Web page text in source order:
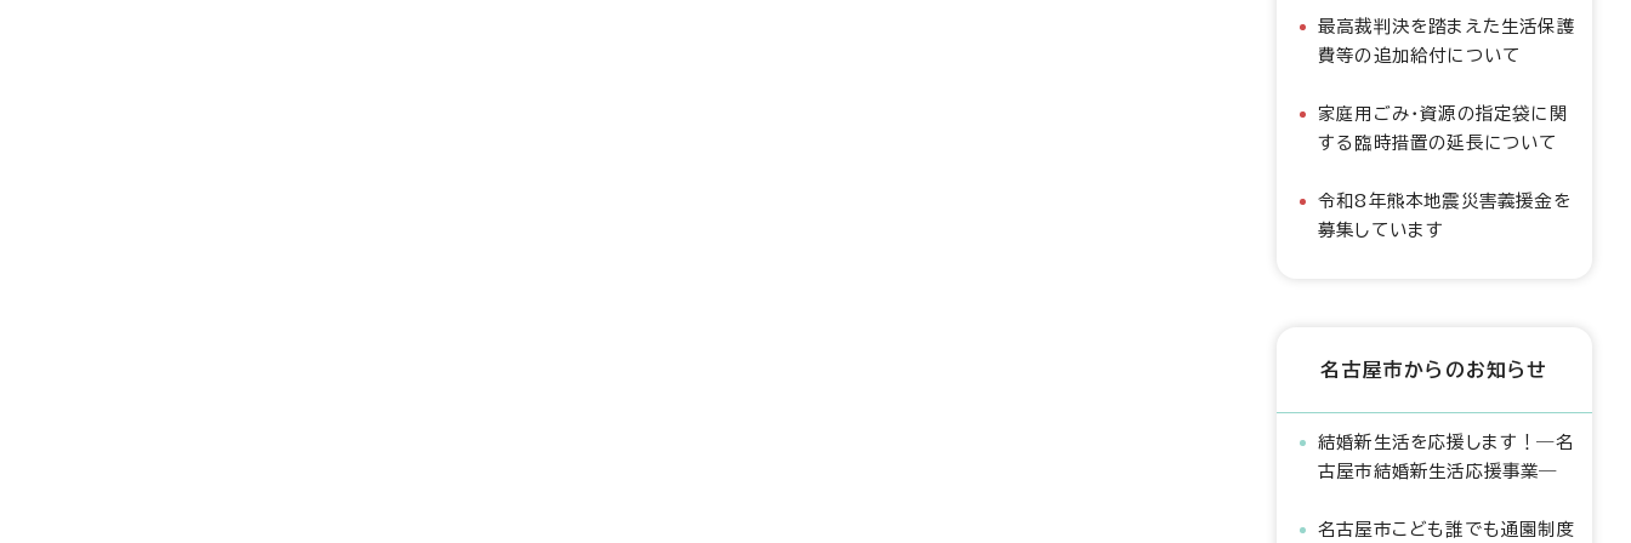
最高裁判決を踏まえた生活保護
費等の追加給付について
家庭用ごみ・資源の指定袋に関
する臨時措置の延長について
令和8年熊本地震災害義援金を
募集しています
名古屋市からのお知らせ
結婚新生活を応援します！―名
古屋市結婚新生活応援事業―
名古屋市こども誰でも通園制度